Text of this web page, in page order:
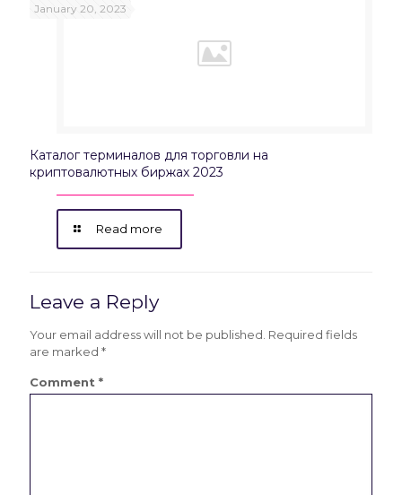
January 20, 2023
Каталог терминалов для торговли на
криптовалютных биржах 2023
Read more
Leave a Reply
Your email address will not be published. Required fields
are marked *
Comment *